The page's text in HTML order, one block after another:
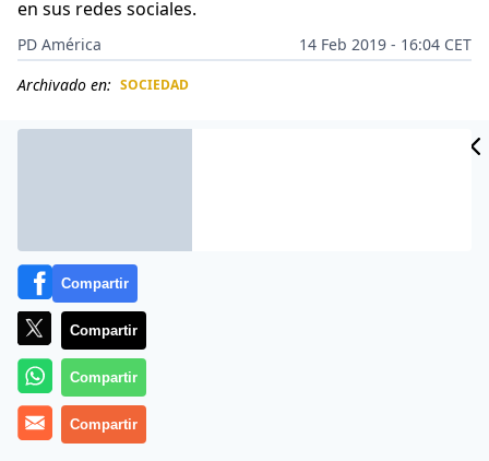
en sus redes sociales.
PD América
14 Feb 2019 - 16:04 CET
Archivado en: SOCIEDAD
Una joven aburrida, un perfil de
Compartir
Compartir
Compartir
Compartir